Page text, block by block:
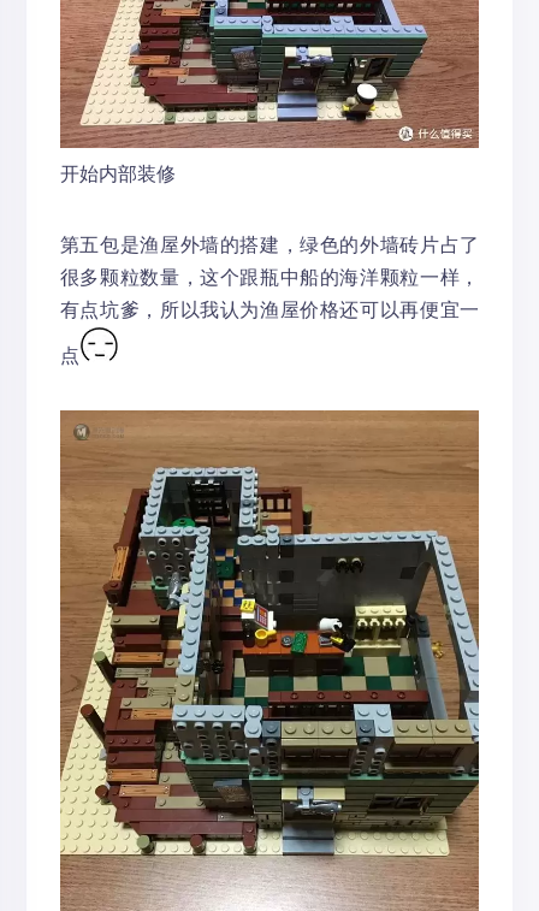
开始内部装修
第五包是渔屋外墙的搭建，绿色的外墙砖片占了
很多颗粒数量，这个跟瓶中船的海洋颗粒一样，
有点坑爹，所以我认为渔屋价格还可以再便宜一
点